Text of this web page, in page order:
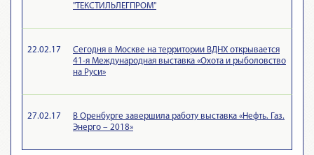
"ТЕКСТИЛЬЛЕГПРОМ"
22.02.17
Сегодня в Москве на территории ВДНХ открывается
41-я Международная выставка «Охота и рыболовство
на Руси»
27.02.17
В Оренбурге завершила работу выставка «Нефть. Газ.
Энерго – 2018»